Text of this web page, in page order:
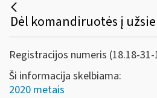
Registracijos numeris (18.18-31-
Ši informacija skelbiama:
2020 metais